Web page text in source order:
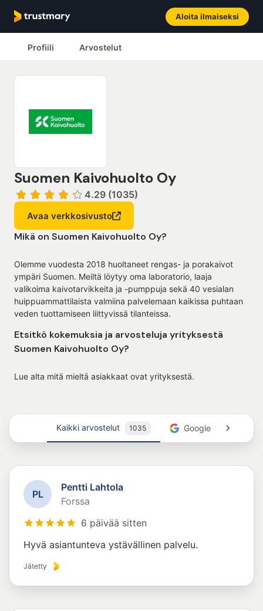
Aloita ilmaiseksi
Profiili Arvostelut
Suomen Kaivohuolto Oy
4.29 (1035)
Avaa verkkosivusto
Mikä on Suomen Kaivohuolto Oy?
Olemme vuodesta 2018 huoltaneet rengas- ja porakaivot
ympäri Suomen. Meiltä löytyy oma laboratorio, laaja
valikoima kaivotarvikkeita ja -pumppuja sekä 40 vesialan
huippuammattilaista valmiina palvelemaan kaikissa puhtaan
veden tuottamiseen liittyvissä tilanteissa.
Etsitkö kokemuksia ja arvosteluja yrityksestä
Suomen Kaivohuolto Oy?
Lue alta mitä mieltä asiakkaat ovat yrityksestä.
Kaikki arvostelut 1035 Google 99
PL
Pentti Lahtola
Forssa
6 päivää sitten
Hyvä asiantunteva ystävällinen palvelu.
Jätetty